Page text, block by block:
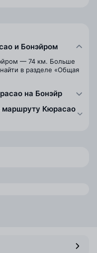
и Бонэйром
— 74 км. Больше
в разделе «Общая
на Бонэйр
маршруту Кюрасао